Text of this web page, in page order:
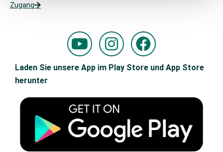
Zugang
Y
o
u
u
b
e
I
n
s
a
g
r
a
F
a
c
b
o
k
Laden Sie unsere App im Play Store und App Store
herunter